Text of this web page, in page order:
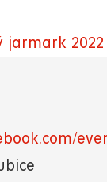
jarmark